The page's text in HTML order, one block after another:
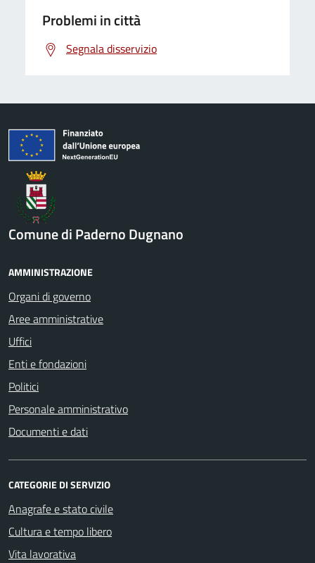
Problemi in città
Segnala disservizio
Comune di Paderno Dugnano
AMMINISTRAZIONE
Organi di governo
Aree amministrative
Uffici
Enti e fondazioni
Politici
Personale amministrativo
Documenti e dati
CATEGORIE DI SERVIZIO
Anagrafe e stato civile
Cultura e tempo libero
Vita lavorativa